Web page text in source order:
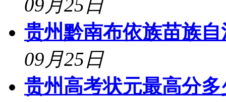
09月25日
贵州黔南布依族苗族
09月25日
贵州高考状元最高分